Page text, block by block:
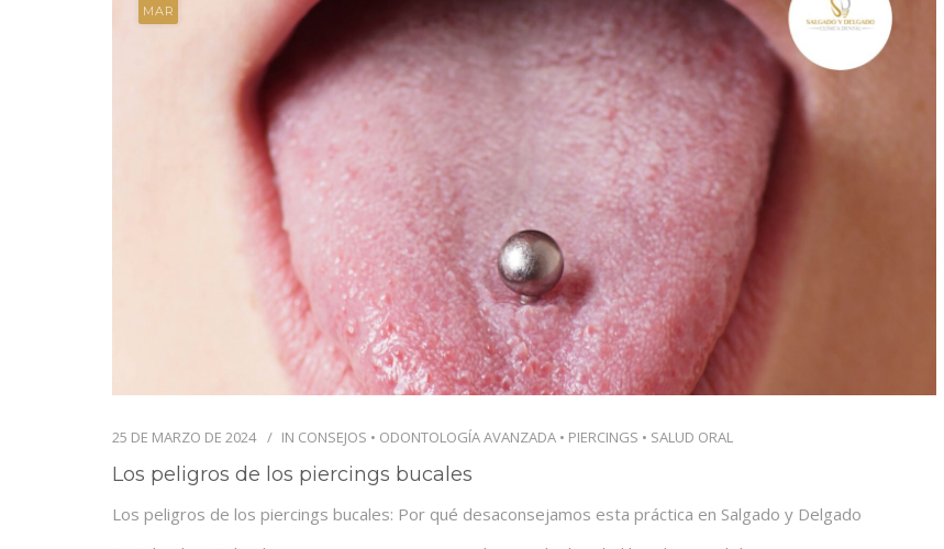
MAR
25 DE MARZO DE 2024 IN CONSEJOS • ODONTOLOGÍA AVANZADA • PIERCINGS • SALUD ORAL
Los peligros de los piercings bucales
Los peligros de los piercings bucales: Por qué desaconsejamos esta práctica en Salgado y Delgado